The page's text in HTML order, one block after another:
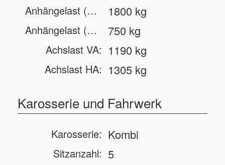
Anhängelast (gebremst): 1800 kg
Anhängelast (ungebremst): 750 kg
Achslast VA: 1190 kg
Achslast HA: 1305 kg
Karosserie und Fahrwerk
Karosserie: Kombi
Sitzanzahl: 5